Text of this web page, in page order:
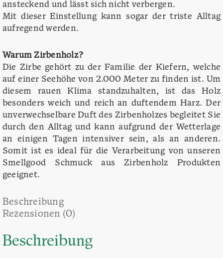
ansteckend und lässt sich nicht verbergen.
Mit dieser Einstellung kann sogar der triste Alltag
aufregend werden.
Warum Zirbenholz?
Die Zirbe gehört zu der Familie der Kiefern, welche
auf einer Seehöhe von 2.000 Meter zu finden ist. Um
diesem rauen Klima standzuhalten, ist das Holz
besonders weich und reich an duftendem Harz. Der
unverwechselbare Duft des Zirbenholzes begleitet Sie
durch den Alltag und kann aufgrund der Wetterlage
an einigen Tagen intensiver sein, als an anderen.
Somit ist es ideal für die Verarbeitung von unseren
Smellgood Schmuck aus Zirbenholz Produkten
geeignet.
Beschreibung
Rezensionen (0)
Beschreibung